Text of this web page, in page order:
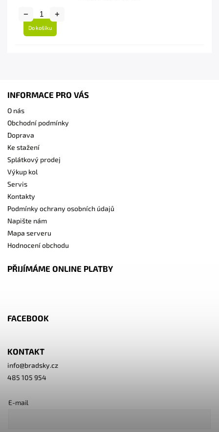
Do košíku
INFORMACE PRO VÁS
O nás
Obchodní podmínky
Doprava
Ke stažení
Splátkový prodej
Výkup kol
Servis
Kontakty
Podmínky ochrany osobních údajů
Napište nám
Mapa serveru
Hodnocení obchodu
PŘIJÍMÁME ONLINE PLATBY
FACEBOOK
KONTAKT
info@bradsky.cz
485 105 954
E-mail